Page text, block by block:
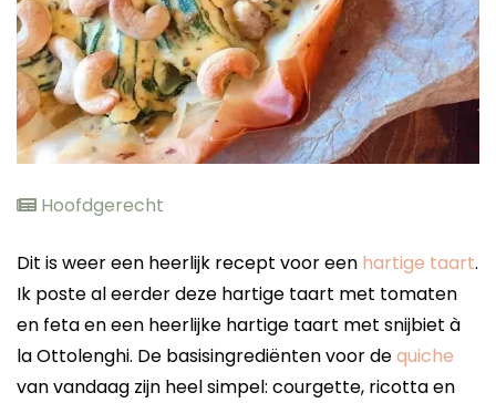
Hoofdgerecht
Dit is weer een heerlijk recept voor een hartige taart.
Ik poste al eerder deze hartige taart met tomaten
en feta en een heerlijke hartige taart met snijbiet à
la Ottolenghi. De basisingrediënten voor dequiche
van vandaag zijn heel simpel: courgette, ricotta en